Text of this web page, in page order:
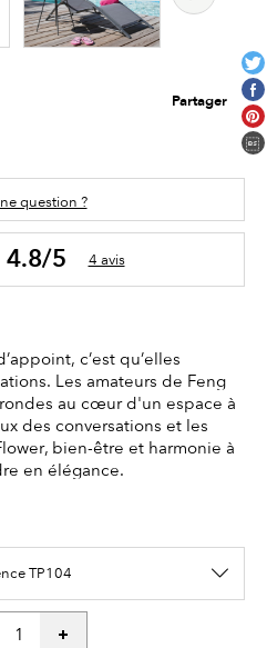
Partager
question ?
4.8/5 4 avis
c’est qu’elles
Les amateurs de Feng
au cœur d'un espace à
des conversations et les
bien-être et harmonie à
en élégance.
TP104